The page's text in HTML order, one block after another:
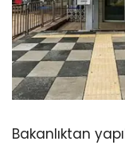
Bakanlıktan